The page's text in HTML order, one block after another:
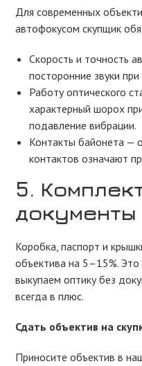
Для современных
автофокусом скупщик
Скорость и точность
посторонние звуки
Работу оптического
характерный шорох
подавление вибрации.
Контакты байонета —
контактов означают
5.
документы
Коробка, паспорт и
объектива на 5–15%.
выкупаем оптику без
всегда в плюс.
Сдать объектив на
Приносите объектив в